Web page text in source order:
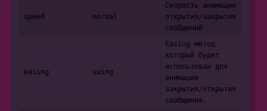
speed normal
Скорость анимации
открытия/закрытия
сообщений
easing swing
Easing метод
который будет
использован для
анимации
закрытия/открытия
сообщения.